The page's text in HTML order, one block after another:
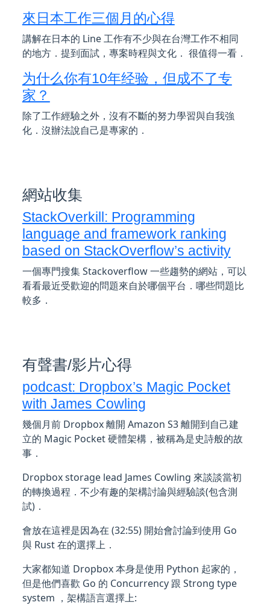
來日本工作三個月的心得
講解在日本的 Line 工作有不少與在台灣工作不相同
的地方．提到面試，專案時程與文化． 很值得一看．
为什么你有10年经验，但成不了专
家？
除了工作經驗之外，沒有不斷的努力學習與自我強
化．沒辦法說自己是專家的．
網站收集
StackOverkill: Programming
language and framework ranking
based on StackOverflow’s activity
一個專門搜集 Stackoverflow 一些趨勢的網站，可以
看看最近受歡迎的問題來自於哪個平台．哪些問題比
較多．
有聲書/影片心得
podcast: Dropbox’s Magic Pocket
with James Cowling
幾個月前 Dropbox 離開 Amazon S3 離開到自己建
立的 Magic Pocket 硬體架構，被稱為是史詩般的故
事．
Dropbox storage lead James Cowling 來談談當初
的轉換過程．不少有趣的架構討論與經驗談(包含測
試)．
會放在這裡是因為在 (32:55) 開始會討論到使用 Go
與 Rust 在的選擇上．
大家都知道 Dropbox 本身是使用 Python 起家的，
但是他們喜歡 Go 的 Concurrency 跟 Strong type
system ，架構語言選擇上: